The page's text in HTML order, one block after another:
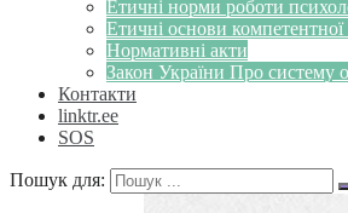
Етичні норми роботи
Етичні основи компетентної
Нормативні акти
Закон України Про систему
Контакти
linktr.ee
SOS
Пошук для: